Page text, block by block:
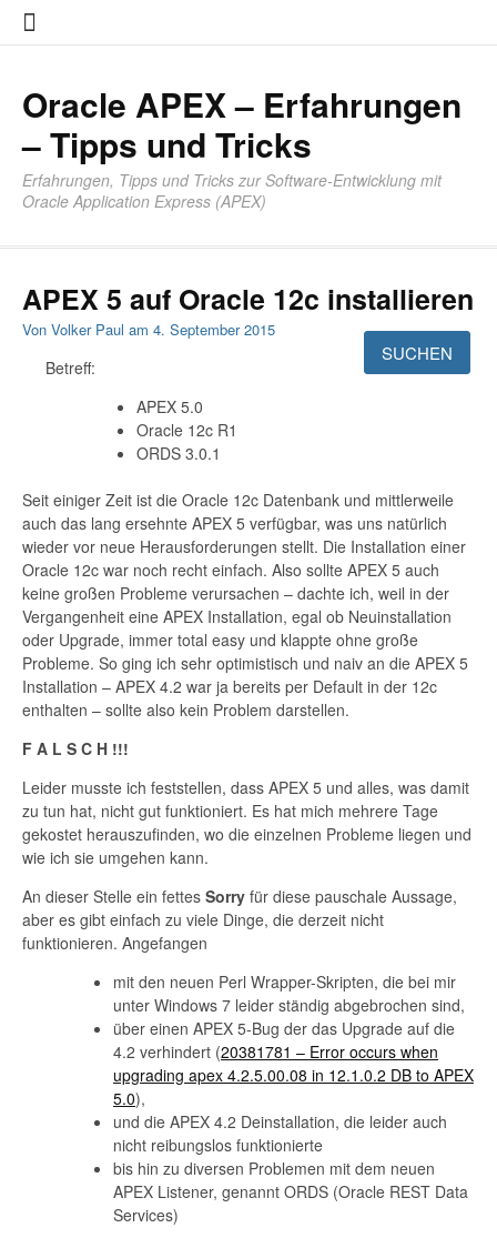
Zum
Inhalt
Oracle APEX – Erfahrungen
– Tipps und Tricks
Erfahrungen, Tipps und Tricks zur Software-Entwicklung mit
Oracle Application Express (APEX)
APEX 5 auf Oracle 12c installieren
Von Volker Paul am 4. September 2015
Betreff:
APEX 5.0
Oracle 12c R1
ORDS 3.0.1
Seit einiger Zeit ist die Oracle 12c Datenbank und mittlerweile
auch das lang ersehnte APEX 5 verfügbar, was uns natürlich
wieder vor neue Herausforderungen stellt. Die Installation einer
Oracle 12c war noch recht einfach. Also sollte APEX 5 auch
keine großen Probleme verursachen – dachte ich, weil in der
Vergangenheit eine APEX Installation, egal ob Neuinstallation
oder Upgrade, immer total easy und klappte ohne große
Probleme. So ging ich sehr optimistisch und naiv an die APEX 5
Installation – APEX 4.2 war ja bereits per Default in der 12c
enthalten – sollte also kein Problem darstellen.
F A L S C H !!!
Leider musste ich feststellen, dass APEX 5 und alles, was damit
zu tun hat, nicht gut funktioniert. Es hat mich mehrere Tage
gekostet herauszufinden, wo die einzelnen Probleme liegen und
wie ich sie umgehen kann.
An dieser Stelle ein fettes Sorry für diese pauschale Aussage,
aber es gibt einfach zu viele Dinge, die derzeit nicht
funktionieren. Angefangen
mit den neuen Perl Wrapper-Skripten, die bei mir
unter Windows 7 leider ständig abgebrochen sind,
über einen APEX 5-Bug der das Upgrade auf die
4.2 verhindert (20381781 – Error occurs when
upgrading apex 4.2.5.00.08 in 12.1.0.2 DB to APEX
5.0),
und die APEX 4.2 Deinstallation, die leider auch
nicht reibungslos funktionierte
bis hin zu diversen Problemen mit dem neuen
APEX Listener, genannt ORDS (Oracle REST Data
Services)